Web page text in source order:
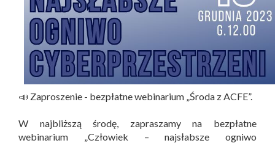
📣 Zaproszenie - bezpłatne webinarium „Środa z ACFE”.
W najbliższą środę, zapraszamy na bezpłatne
webinarium „Człowiek – najsłabsze ogniwo